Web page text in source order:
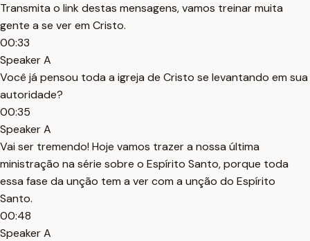
Transmita o link destas mensagens, vamos treinar muita
gente a se ver em Cristo.
00:33
Speaker A
Você já pensou toda a igreja de Cristo se levantando em sua
autoridade?
00:35
Speaker A
Vai ser tremendo! Hoje vamos trazer a nossa última
ministração na série sobre o Espírito Santo, porque toda
essa fase da unção tem a ver com a unção do Espírito
Santo.
00:48
Speaker A